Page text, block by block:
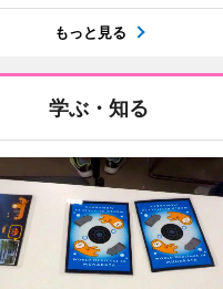
もっと見る
学ぶ・知る